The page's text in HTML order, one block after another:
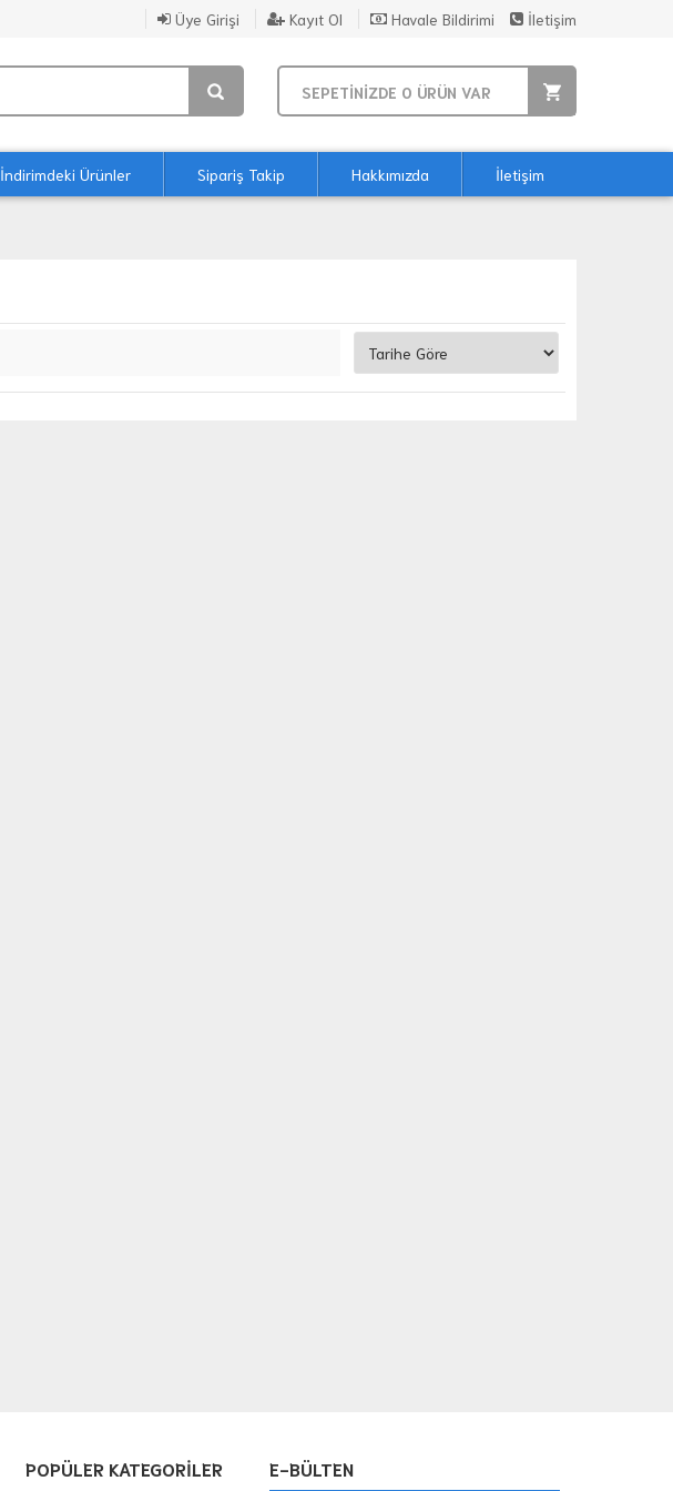
Üye Girişi Kayıt Ol Havale Bildirimi İletişim
SEPETİNİZDE 0 ÜRÜN VAR
İndirimdeki Ürünler Sipariş Takip Hakkımızda İletişim
POPÜLER KATEGORİLER E-BÜLTEN